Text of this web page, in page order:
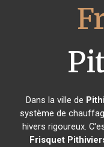
Dans la ville de
système de
hivers rigoureux.
Frisquet